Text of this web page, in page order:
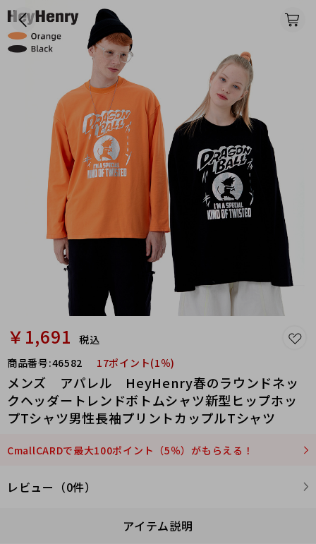
￥1,691
税込
商品番号:46582 17ポイント(1％)
メンズ アパレル HeyHenry春のラウンドネッ
クヘッダートレンドボトムシャツ新型ヒップホッ
プTシャツ男性長袖プリントカップルTシャツ
CmallCARDで最大100ポイント（5％）がもらえる！
レビュー（0件）
アイテム説明